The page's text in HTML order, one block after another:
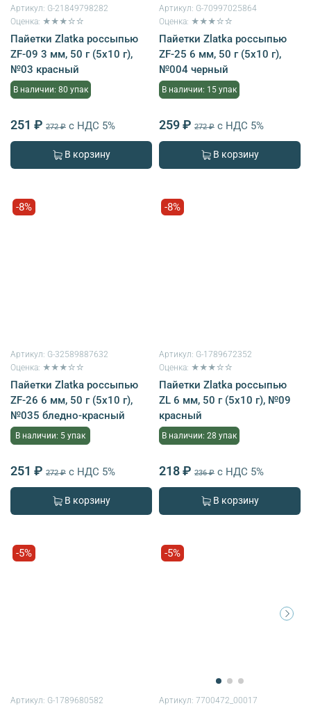
Артикул: G-21849798282
Оценка: ★★★☆☆
Пайетки Zlatka россыпью
ZF-09 3 мм, 50 г (5х10 г),
№03 красный
В наличии: 80 упак
251 ₽ 272 ₽ с НДС 5%
В корзину
Артикул: G-70997025864
Оценка: ★★★☆☆
Пайетки Zlatka россыпью
ZF-25 6 мм, 50 г (5х10 г),
№004 черный
В наличии: 15 упак
259 ₽ 272 ₽ с НДС 5%
В корзину
-8%
Артикул: G-32589887632
Оценка: ★★★☆☆
Пайетки Zlatka россыпью
ZF-26 6 мм, 50 г (5х10 г),
№035 бледно-красный
В наличии: 5 упак
251 ₽ 272 ₽ с НДС 5%
В корзину
-8%
Артикул: G-1789672352
Оценка: ★★★☆☆
Пайетки Zlatka россыпью
ZL 6 мм, 50 г (5х10 г), №09
красный
В наличии: 28 упак
218 ₽ 236 ₽ с НДС 5%
В корзину
-5%
Артикул: G-1789680582
-5%
Артикул: 7700472_00017